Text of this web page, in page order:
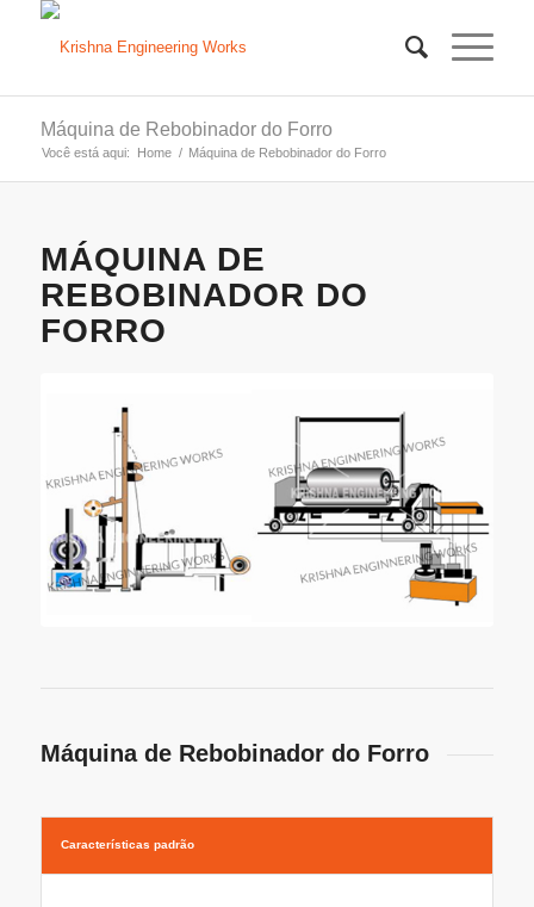
Máquina de Rebobinador do Forro
Você está aqui: Home / Máquina de Rebobinador do Forro
MÁQUINA DE
REBOBINADOR DO
FORRO
Máquina de Rebobinador do Forro
Características padrão